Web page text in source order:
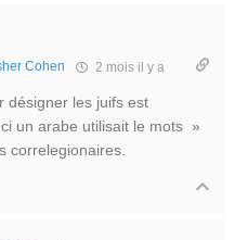
Cohen 2 mois il y a
désigner les juifs est
un arabe utilisait le mots »
correlegionaires.